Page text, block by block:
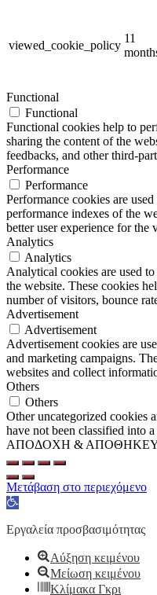
viewed_cookie_policy
11
Functional
Functional
Functional cookies help to
sharing the content of the
feedbacks, and other third-
Performance
Performance
Performance cookies are
performance indexes of the
better user experience for the
Analytics
Analytics
Analytical cookies are used
the website. These cookies
number of visitors, bounce
Advertisement
Advertisement
Advertisement cookies are
and marketing campaigns.
websites and collect
Others
Others
Other uncategorized cookies
have not been classified into
ΑΠΟΔΟΧΗ &
Μετάβαση στο περιεχόμενο
Ανοίξτε
γραμμή
Εργαλεία προσβασιμότητας
Αύξηση κειμένου
Μείωση κειμένου
Κλίμακα Γκρι